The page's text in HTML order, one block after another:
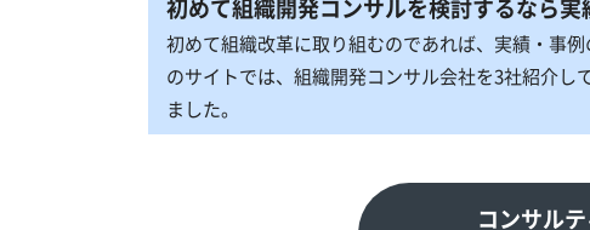
初めて組織開発コンサルを検討するなら
初めて組織改革に取り組むのであれば、実績・事
のサイトでは、組織開発コンサル会社を3社紹介
ました。
コンサル